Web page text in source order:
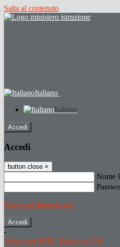
Salta al contenuto
Italiano
Italiano
Accedi
Accedi
button close ×
Nome
Password dimenticata?
-
Entra con SPID Entra con CIE